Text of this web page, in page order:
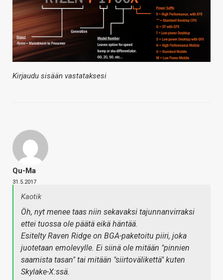
Kirjaudu sisään vastataksesi
Qu-Ma
31.5.2017
Kaotik
Öh, nyt menee taas niin sekavaksi tajunnanvirraksi
ettei tuossa ole päätä eikä häntää.
Esitelty Raven Ridge on BGA-paketoitu piiri, joka
juotetaan emolevylle. Ei siinä ole mitään "pinnien
saamista tasan" tai mitään "siirtovälikettä" kuten
Skylake-X:ssä.